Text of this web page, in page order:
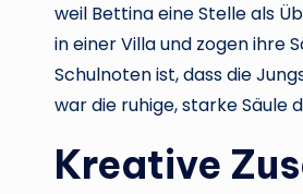
weil Bettina eine Stelle als
in einer Villa und zogen ihre
Schulnoten ist, dass die
war die ruhige, starke Säule
Kreative